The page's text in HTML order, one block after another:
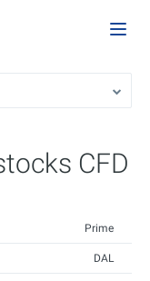
CFD
Prime
DAL